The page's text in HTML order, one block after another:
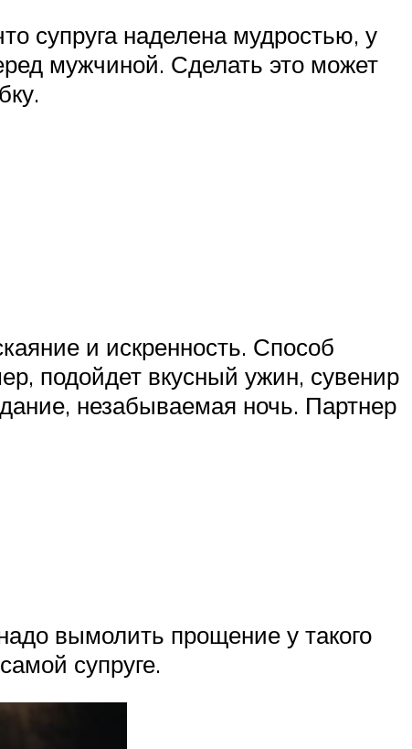
супруга наделена мудростью, у
мужчиной. Сделать это может
и искренность. Способ
подойдет вкусный ужин, сувенир
незабываемая ночь. Партнер
вымолить прощение у такого
супруге.